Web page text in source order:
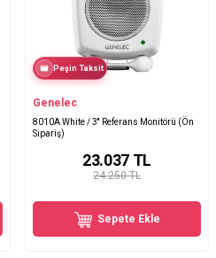
Peşin Taksit
Genelec
8010A White / 3'' Referans Monitörü (Ön
Sipariş)
24.250 TL
23.037TL
Sepete Ekle